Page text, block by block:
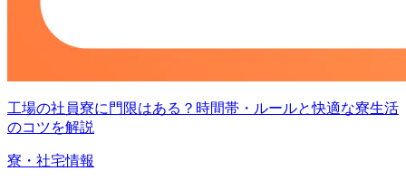
工場の社員寮に門限はある？時間帯・ルールと快適な寮生活
のコツを解説
寮・社宅情報